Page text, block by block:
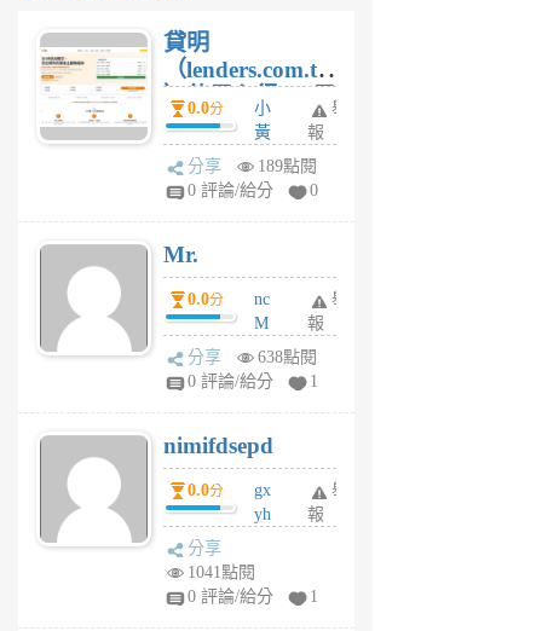
貸明
（lenders.com.tw
）使用心得 — 民
間貸款比較平台
體驗
0.0分
小
黃
蜂
1
舉
報
分享
189點閱
0 評論/給分
0
Mr.
0.0分
nc
M
U
F
U
5
個
月
舉
報
分享
638點閱
0 評論/給分
1
nimifdsepd
0.0分
gx
yh
jl
舉
報
分享
1041點閱
0 評論/給分
1